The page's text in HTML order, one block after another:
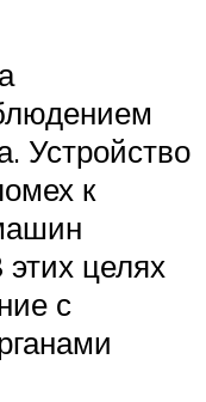
Устройство
к
целях
с